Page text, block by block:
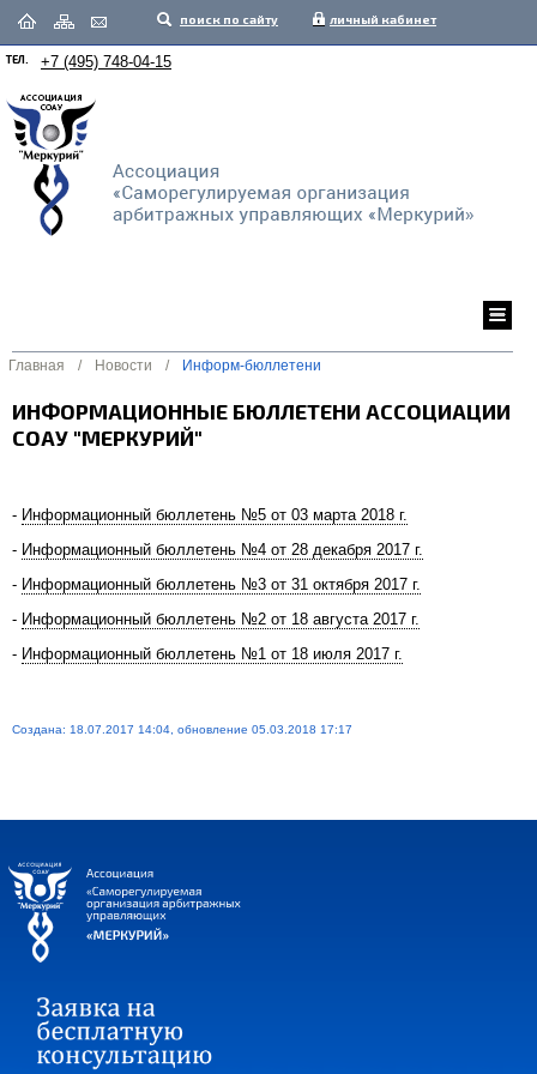
поиск по сайту личный кабинет
ТЕЛ. +7 (495) 748-04-15
Главная / Новости / Информ-бюллетени
ИНФОРМАЦИОННЫЕ БЮЛЛЕТЕНИ АССОЦИАЦИИ
СОАУ "МЕРКУРИЙ"
- Информационный бюллетень №5 от 03 марта 2018 г.
- Информационный бюллетень №4 от 28 декабря 2017 г.
- Информационный бюллетень №3 от 31 октября 2017 г.
- Информационный бюллетень №2 от 18 августа 2017 г.
- Информационный бюллетень №1 от 18 июля 2017 г.
Создана: 18.07.2017 14:04, обновление 05.03.2018 17:17